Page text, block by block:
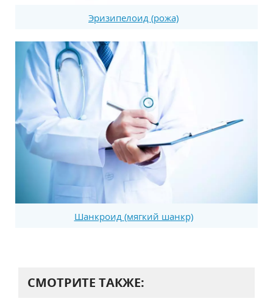
Эризипелоид (рожа)
Шанкроид (мягкий шанкр)
СМОТРИТЕ ТАКЖЕ: